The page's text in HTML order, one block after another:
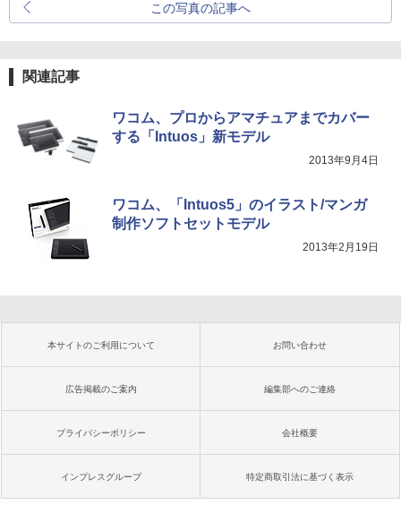
この写真の記事へ
関連記事
ワコム、プロからアマチュアまでカバー
する「Intuos」新モデル
2013年9月4日
ワコム、「Intuos5」のイラスト/マンガ
制作ソフトセットモデル
2013年2月19日
本サイトのご利用について お問い合わせ
広告掲載のご案内 編集部へのご連絡
プライバシーポリシー 会社概要
インプレスグループ 特定商取引法に基づく表示